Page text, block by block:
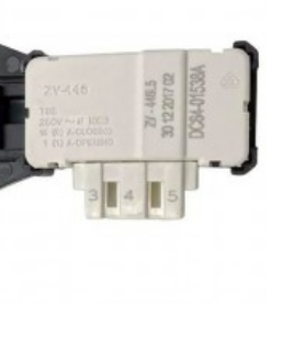
- 46544030100
- 54403 - 46544030185
- 54405 - 46544050100
- 54405 -
54408 - 46544080100
62493 - 46624930000
- 62493 - 46624930085
54413 - 46544130100
- 54413 - 46544130185